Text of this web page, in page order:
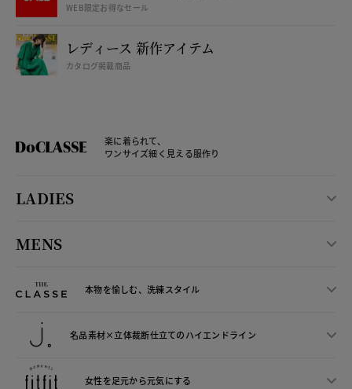
WEB限定お得なセール
レディース 新作アイテム
カタログ掲載商品
楽に着られて、
ワンサイズ細く見える服作り
LADIES
MENS
本物を愉しむ、洗練スタイル
名品素材×立体裁断仕立てのハイエンドライン
女性を足元から元気にする